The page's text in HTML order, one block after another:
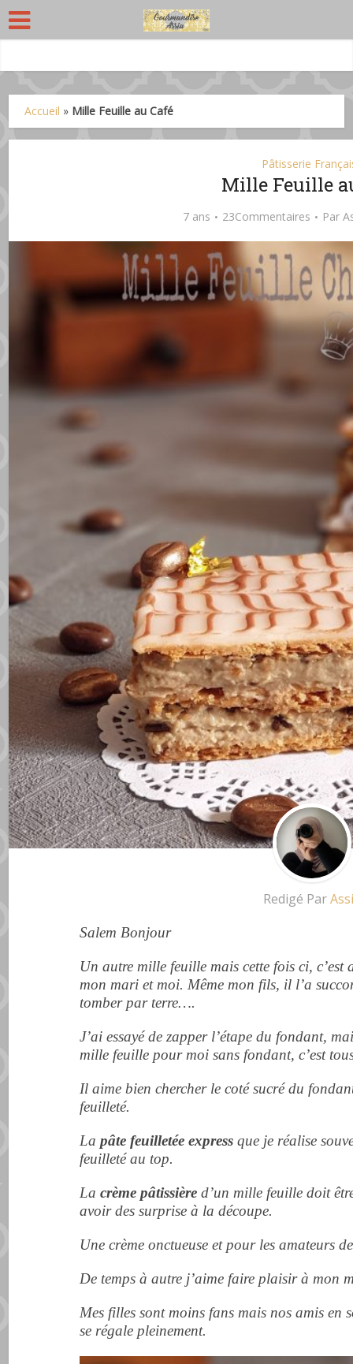
Accueil » Mille Feuille au Café
Pâtisserie
Mille Feuille
7 ans 23Commentaires Par
Redigé Par
Salem Bonjour
Un autre mille feuille mais cette fois ci,
mon mari et moi. Même mon fils, il l’a
tomber par terre….
J’ai essayé de zapper l’étape du fondant,
mille feuille pour moi sans fondant, c’est
Il aime bien chercher le coté sucré du
feuilleté.
Lapâte feuilletée express que je réalise
feuilleté au top.
Lacrème pâtissière d’un mille feuille doit
avoir des surprise à la découpe.
Une crème onctueuse et pour les amateurs
De temps à autre j’aime faire plaisir à mon
Mes filles sont moins fans mais nos amis en
se régale pleinement.